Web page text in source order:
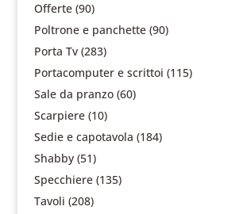
Offerte (90)
Poltrone e panchette (90)
Porta Tv (283)
Portacomputer e scrittoi (115)
Sale da pranzo (60)
Scarpiere (10)
Sedie e capotavola (184)
Shabby (51)
Specchiere (135)
Tavoli (208)